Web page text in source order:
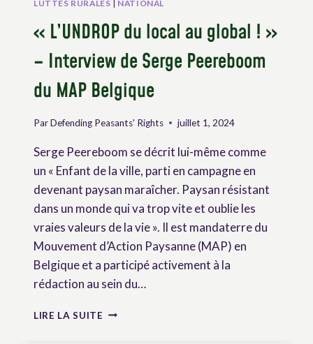
LUTTES RURALES | NATIONAL
« L’UNDROP du local au global ! »
– Interview de Serge Peereboom
du MAP Belgique
ParDefending Peasants' Rights juillet 1, 2024
Serge Peereboom se décrit lui-même comme
un « Enfant de la ville, parti en campagne en
devenant paysan maraîcher. Paysan résistant
dans un monde qui va trop vite et oublie les
vraies valeurs de la vie ». Il est mandaterre du
Mouvement d’Action Paysanne (MAP) en
Belgique et a participé activement à la
rédaction au sein du…
LIRE LA SUITE « L’UNDROP